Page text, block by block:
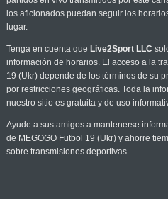
los aficionados puedan seguir los
lugar.
Tenga en cuenta que Live2Sport LLC
información de horarios. El acceso a la
19 (Ukr) depende de los términos de su
por restricciones geográficas. Toda la
nuestro sitio es gratuita y de uso
Ayude a sus amigos a mantenerse
de MEGOGO Futbol 19 (Ukr) y ahorre
sobre transmisiones deportivas.